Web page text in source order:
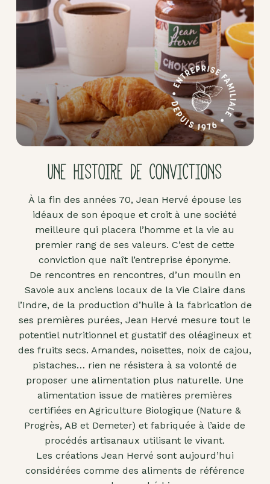
UNE HISTOIRE DE CONVICTIONS
À la fin des années 70, Jean Hervé épouse les
idéaux de son époque et croit à une société
meilleure qui placera l’homme et la vie au
premier rang de ses valeurs. C’est de cette
conviction que naît l’entreprise éponyme.
De rencontres en rencontres, d’un moulin en
Savoie aux anciens locaux de la Vie Claire dans
l’Indre, de la production d’huile à la fabrication de
ses premières purées, Jean Hervé mesure tout le
potentiel nutritionnel et gustatif des oléagineux et
des fruits secs. Amandes, noisettes, noix de cajou,
pistaches… rien ne résistera à sa volonté de
proposer une alimentation plus naturelle. Une
alimentation issue de matières premières
certifiées en Agriculture Biologique (Nature &
Progrès, AB et Demeter) et fabriquée à l’aide de
procédés artisanaux utilisant le vivant.
Les créations Jean Hervé sont aujourd’hui
considérées comme des aliments de référence
Pâte
d'amande
Pâtes à
tartiner
Produits
lacto-
fermentés
Produits
Purées
fruits
secs
Purées
sucrées
dites
"confits"
Livres
Anti-
gaspi
Promotions